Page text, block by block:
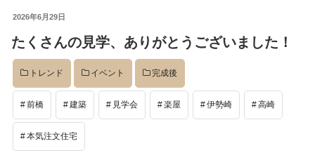
投
日:
2026年6月29日
たくさんの見学、ありがとうございました！
トレンド イベント 完成後
前橋 建築 見学会 楽屋 伊勢崎 高崎
本気注文住宅